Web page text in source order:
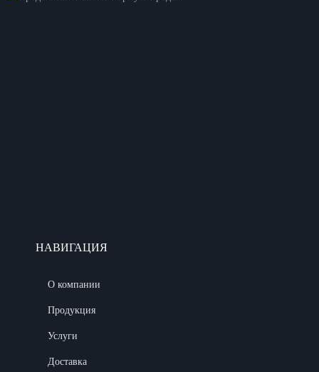
НАВИГАЦИЯ
О компании
Продукция
Услуги
Доставка